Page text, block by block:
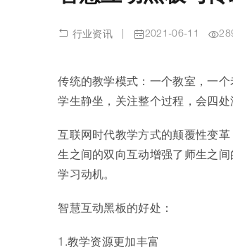
行业资讯 2021-06-11
传统的教学模式：一个教室，一个
学生静坐，关注整个过程，会四处
互联网时代教学方式的颠覆性变
生之间的双向互动增强了师生之
学习动机。
智慧互动黑板的好处：
1.教学资源更加丰富